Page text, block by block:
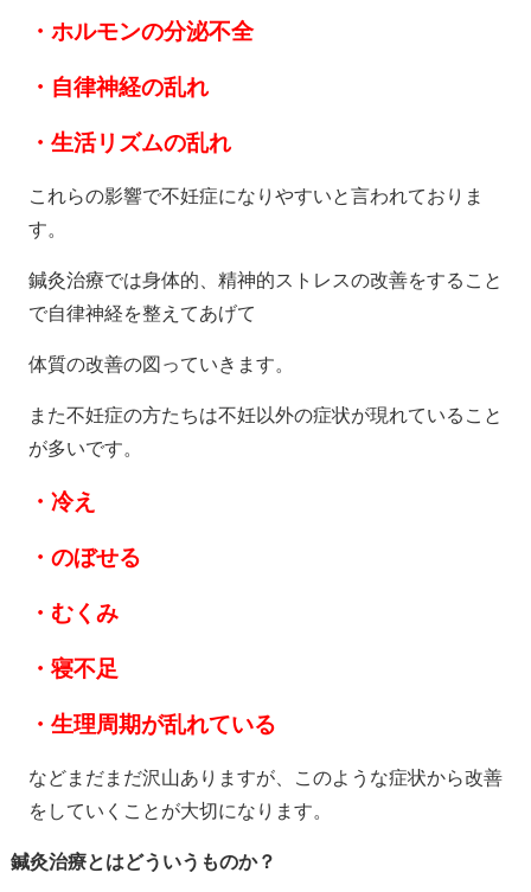
・ホルモンの分泌不全
・自律神経の乱れ
・生活リズムの乱れ
これらの影響で不妊症になりやすいと言われておりま
す。
鍼灸治療では身体的、精神的ストレスの改善をすること
で自律神経を整えてあげて
体質の改善の図っていきます。
また不妊症の方たちは不妊以外の症状が現れていること
が多いです。
・冷え
・のぼせる
・むくみ
・寝不足
・生理周期が乱れている
などまだまだ沢山ありますが、このような症状から改善
をしていくことが大切になります。
鍼灸治療とはどういうものか？